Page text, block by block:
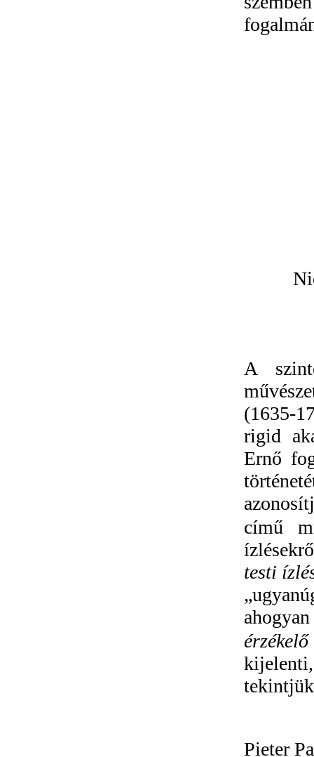
A
rigid
Ernő
című
testi
kijelenti,
Pieter